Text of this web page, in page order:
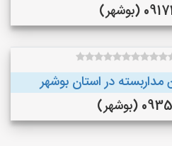
در استان بوشهر